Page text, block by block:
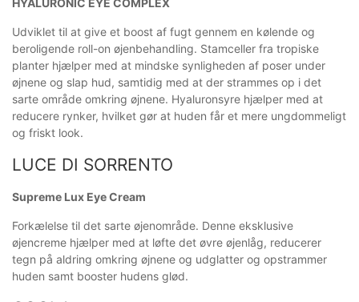
HYALURONIC EYE COMPLEX
Udviklet til at give et boost af fugt gennem en kølende og
beroligende roll-on øjenbehandling. Stamceller fra tropiske
planter hjælper med at mindske synligheden af poser under
øjnene og slap hud, samtidig med at der strammes op i det
sarte område omkring øjnene. Hyaluronsyre hjælper med at
reducere rynker, hvilket gør at huden får et mere ungdommeligt
og friskt look.
LUCE DI SORRENTO
Supreme Lux Eye Cream
Forkælelse til det sarte øjenområde. Denne eksklusive
øjencreme hjælper med at løfte det øvre øjenlåg, reducerer
tegn på aldring omkring øjnene og udglatter og opstrammer
huden samt booster hudens glød.